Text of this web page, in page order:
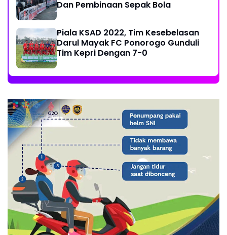
Dan Pembinaan Sepak Bola
Piala KSAD 2022, Tim Kesebelasan
Darul Mayak FC Ponorogo Gunduli
Tim Kepri Dengan 7-0